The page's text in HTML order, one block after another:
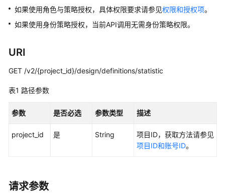
据
治
理
法
速
门
用
如果使用角色与策略授权，具体权限要求请参见权限和授权项。
如果使用身份策略授权，当前API调用无需身份策略权限。
URI
GET /v2/{project_id}/design/definitions/statistic
表1 路径参数
参数 是否必选 参数类型 描述
project_id 是 String
项目ID，获取方法请参见
项目ID和账号ID。
请求参数